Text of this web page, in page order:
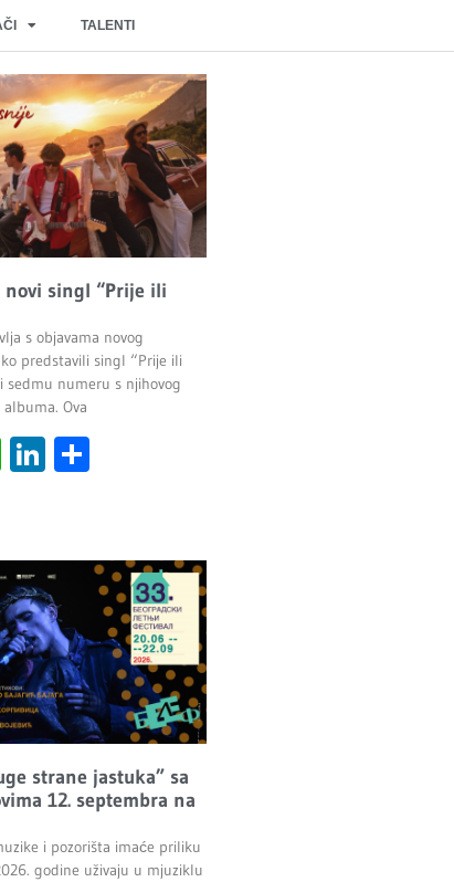
TALENTI
novi singl “Prije ili
s objavama novog
predstavili singl “Prije ili
sedmu numeru s njihovog
Ova
WhatsApp
LinkedIn
strane jastuka” sa
12. septembra na
i pozorišta imaće priliku
godine uživaju u mjuziklu